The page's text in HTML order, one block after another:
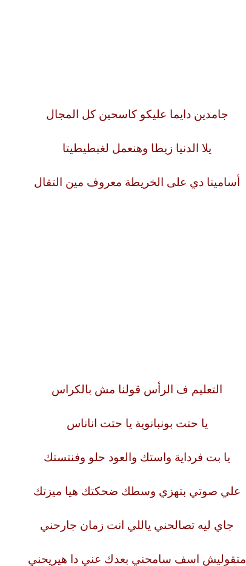
جامدين دايما عليكو كاسحين كل المجال
يلا الدنيا زيطا وهنعمل لغبطيطيتا
أسامينا دي على الخريطة معروف مين التقال
التعليم ف الرأس قولنا مش بالكراس
يا حتت بونبانوية يا حتت اناناس
يا بت فرداية واستك والعود حلو وفنتستك
علي صوتي بتهزي وسطك ضحكتك هيا ميزتك
جاي ليه تصالحني ياللي انت زمان جارحني
متقوليش اسف سامحني بعدك عني دا هيريحني